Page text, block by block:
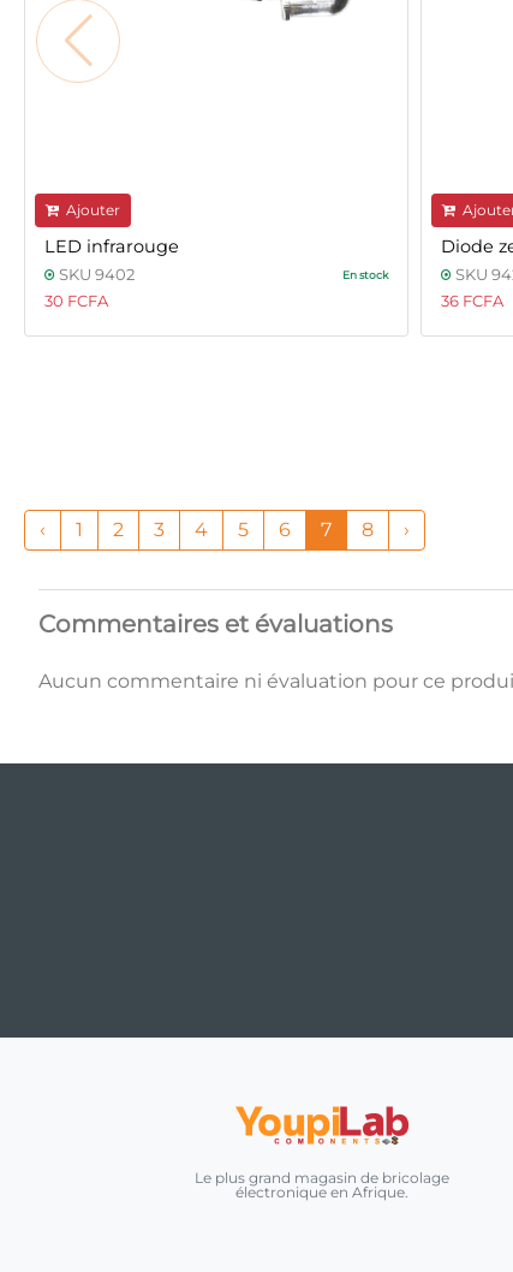
Ajouter
LED infrarouge
SKU 9402 En stock
30 FCFA
Diode
SKU
36 FCFA
‹ 1 2 3 4 5 6 7 8 ›
Commentaires et évaluations
Aucun commentaire ni évaluation pour ce
Le plus grand magasin de bricolage
électronique en Afrique.